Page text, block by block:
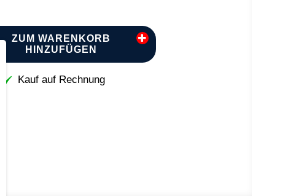
ZUM WARENKORB
HINZUFÜGEN
Kauf auf Rechnung